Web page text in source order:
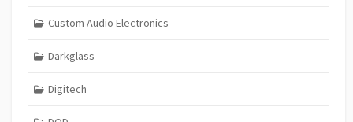
Custom Audio Electronics
Darkglass
Digitech